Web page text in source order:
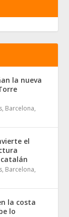
la nueva
, Barcelona,
el
, Barcelona,
la costa
lo